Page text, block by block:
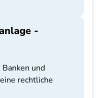
-
und
rechtliche